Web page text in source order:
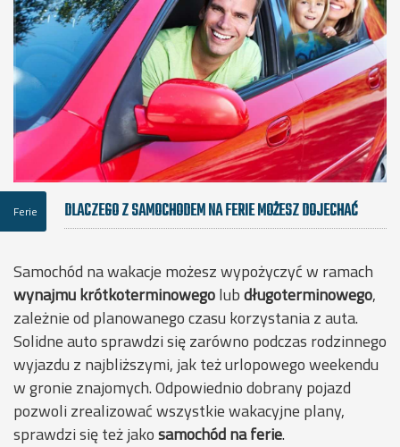
Ferie
DLACZEGO Z SAMOCHODEM NA FERIE MOŻESZ DOJECHAĆ
Samochód na wakacje możesz wypożyczyć w ramach
wynajmu krótkoterminowegolubdługoterminowego,
zależnie od planowanego czasu korzystania z auta.
Solidne auto sprawdzi się zarówno podczas rodzinnego
wyjazdu z najbliższymi, jak też urlopowego weekendu
w gronie znajomych. Odpowiednio dobrany pojazd
pozwoli zrealizować wszystkie wakacyjne plany,
sprawdzi się też jakosamochód na ferie.